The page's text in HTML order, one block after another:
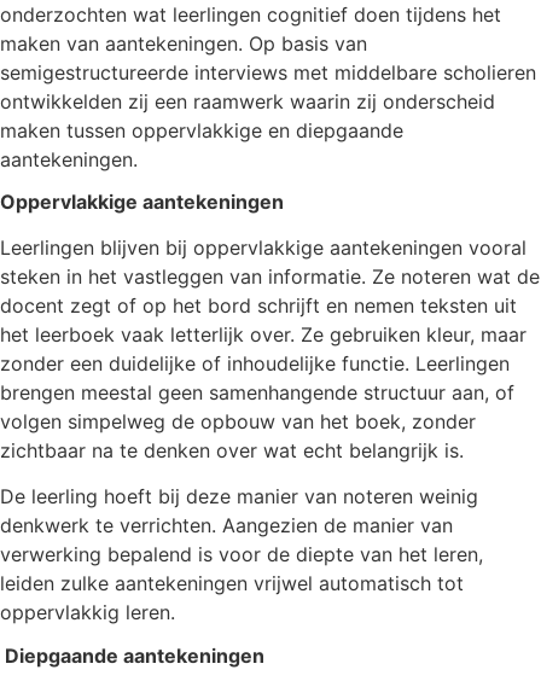
onderzochten wat leerlingen cognitief doen tijdens het
maken van aantekeningen. Op basis van
semigestructureerde interviews met middelbare scholieren
ontwikkelden zij een raamwerk waarin zij onderscheid
maken tussen oppervlakkige en diepgaande
aantekeningen.
Oppervlakkige aantekeningen
Leerlingen blijven bij oppervlakkige aantekeningen vooral
steken in het vastleggen van informatie. Ze noteren wat de
docent zegt of op het bord schrijft en nemen teksten uit
het leerboek vaak letterlijk over. Ze gebruiken kleur, maar
zonder een duidelijke of inhoudelijke functie. Leerlingen
brengen meestal geen samenhangende structuur aan, of
volgen simpelweg de opbouw van het boek, zonder
zichtbaar na te denken over wat echt belangrijk is.
De leerling hoeft bij deze manier van noteren weinig
denkwerk te verrichten. Aangezien de manier van
verwerking bepalend is voor de diepte van het leren,
leiden zulke aantekeningen vrijwel automatisch tot
oppervlakkig leren.
Diepgaande aantekeningen